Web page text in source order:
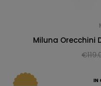
Miluna Orecchini
€
IN